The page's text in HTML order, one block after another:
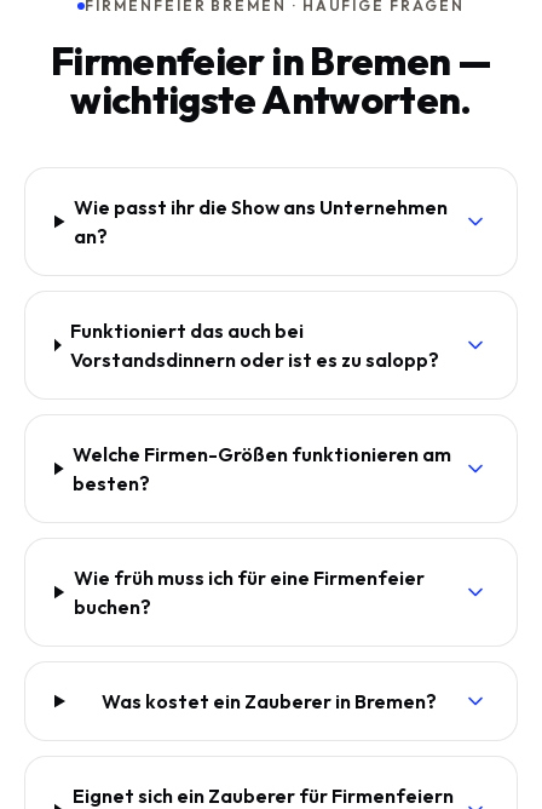
FIRMENFEIER BREMEN · HÄUFIGE FRAGEN
Firmenfeier in Bremen —
wichtigste Antworten.
Wie passt ihr die Show ans Unternehmen
an?
Funktioniert das auch bei
Vorstandsdinnern oder ist es zu salopp?
Welche Firmen-Größen funktionieren am
besten?
Wie früh muss ich für eine Firmenfeier
buchen?
Was kostet ein Zauberer in Bremen?
Eignet sich ein Zauberer für Firmenfeiern